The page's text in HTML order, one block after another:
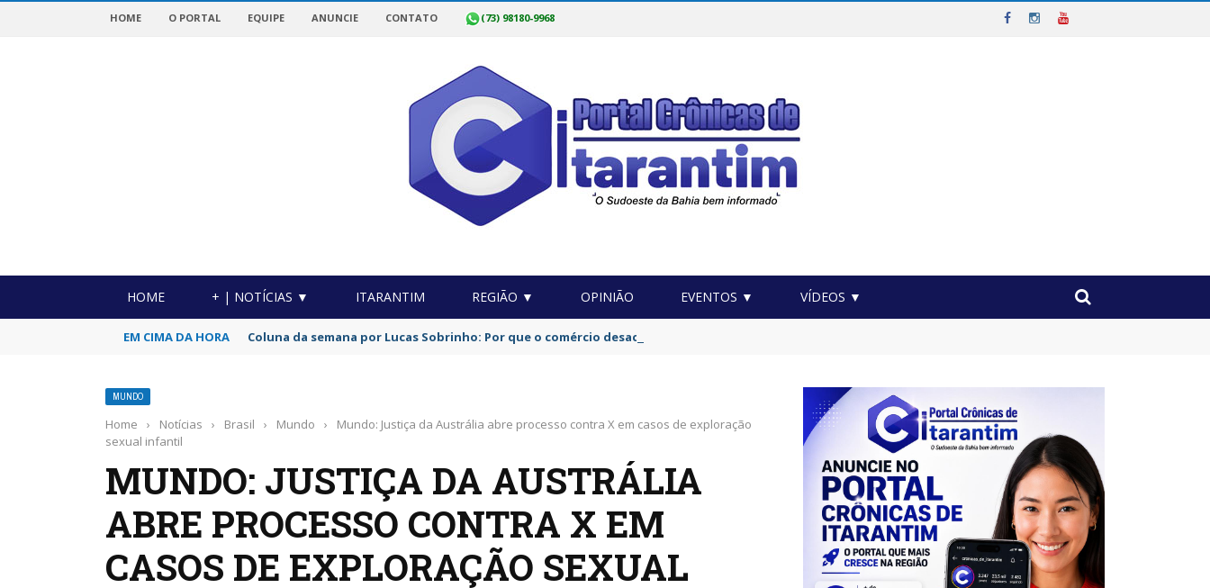
DA REGIÃO!
HOME O PORTAL EQUIPE ANUNCIE CONTATO (73) 98180-9968
HOME + | NOTÍCIAS ▼ ITARANTIM REGIÃO ▼ OPINIÃO EVENTOS ▼ VÍDEOS ▼
EM CIMA DA HORA Coluna da semana por Lucas Sobrinho: Por que o comércio desacelera no meio do ano?
MUNDO
Home › Notícias › Brasil › Mundo ›
Mundo: Justiça da Austrália abre processo contra X em casos de exploração
sexual infantil
MUNDO: JUSTIÇA DA AUSTRÁLIA
ABRE PROCESSO CONTRA X EM
CASOS DE EXPLORAÇÃO SEXUAL